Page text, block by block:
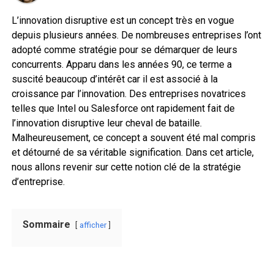
L’innovation disruptive est un concept très en vogue
depuis plusieurs années. De nombreuses entreprises l’ont
adopté comme stratégie pour se démarquer de leurs
concurrents. Apparu dans les années 90, ce terme a
suscité beaucoup d’intérêt car il est associé à la
croissance par l’innovation. Des entreprises novatrices
telles que Intel ou Salesforce ont rapidement fait de
l’innovation disruptive leur cheval de bataille.
Malheureusement, ce concept a souvent été mal compris
et détourné de sa véritable signification. Dans cet article,
nous allons revenir sur cette notion clé de la stratégie
d’entreprise.
Sommaire afficher